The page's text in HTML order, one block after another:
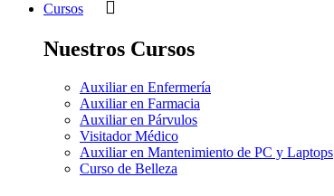
Cursos
Nuestros Cursos
Auxiliar en Enfermería
Auxiliar en Farmacia
Auxiliar en Párvulos
Visitador Médico
Auxiliar en Mantenimiento de PC y Laptops
Curso de Belleza